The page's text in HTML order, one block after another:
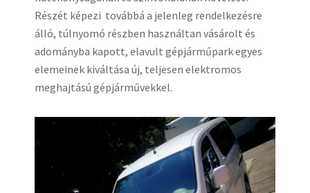
Részét képezi továbbá a jelenleg rendelkezésre
álló, túlnyomó részben használtan vásárolt és
adományba kapott, elavult gépjárműpark egyes
elemeinek kiváltása új, teljesen elektromos
meghajtású gépjárművekkel.